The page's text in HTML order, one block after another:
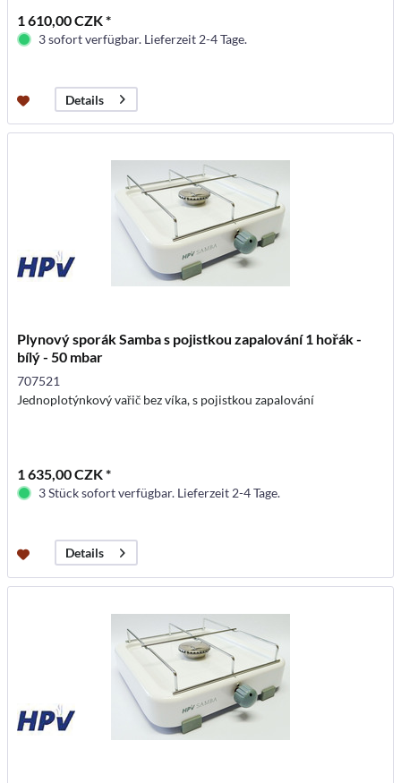
1 610,00 CZK *
3 sofort verfügbar. Lieferzeit 2-4 Tage.
Details
Plynový sporák Samba s pojistkou zapalování 1 hořák -
bílý - 50 mbar
707521
Jednoplotýnkový vařič bez víka, s pojistkou zapalování
1 635,00 CZK *
3 Stück sofort verfügbar. Lieferzeit 2-4 Tage.
Details